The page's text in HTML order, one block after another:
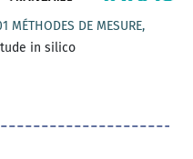
MÉTHODES DE MESURE,
in silico